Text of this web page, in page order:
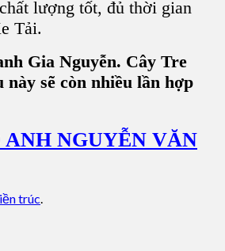
lượng tốt, đủ thời gian
Tải.
Gia Nguyễn. Cây Tre
sẽ còn nhiều lần hợp
NGUYỄN VĂN
trúc.